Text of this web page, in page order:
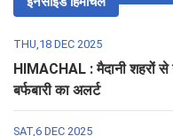
THU,18 DEC 2025
HIMACHAL : मैदानी शहरों से
बर्फबारी का अलर्ट
SAT,6 DEC 2025